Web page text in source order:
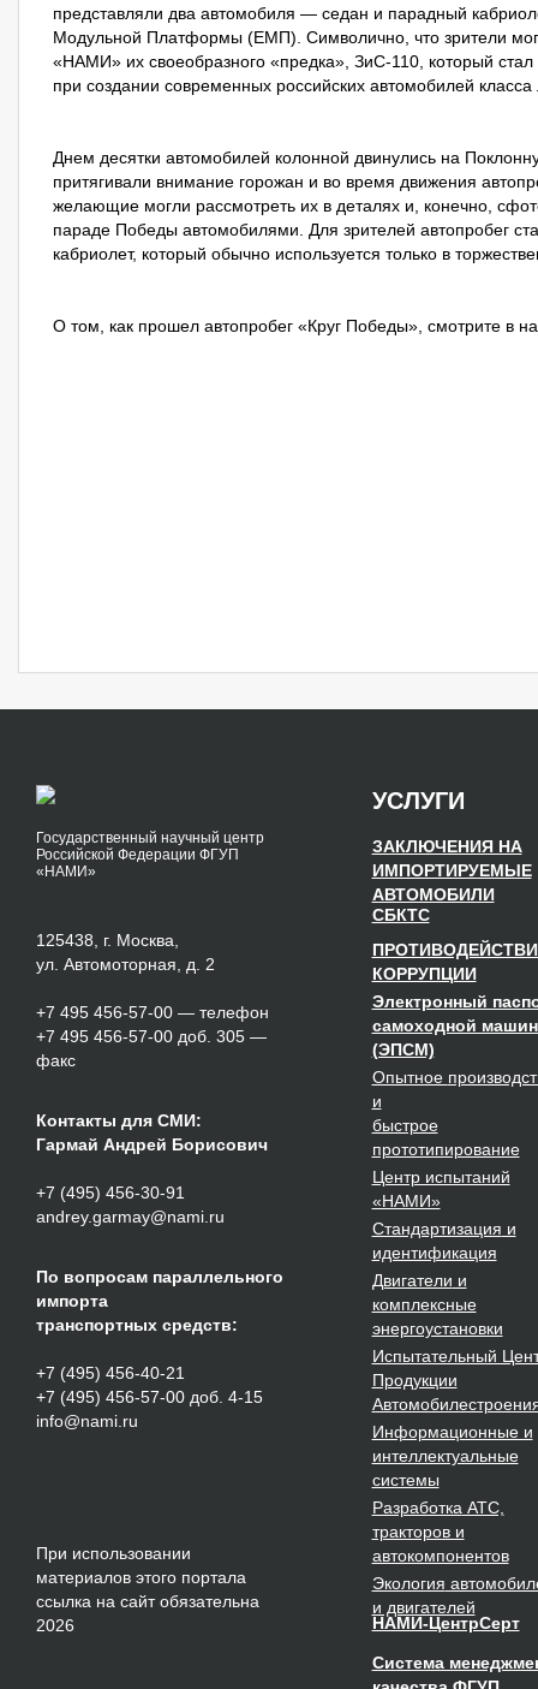
представляли два автомобиля — седан и парадный
Модульной Платформы (ЕМП). Символично, что зрители
«НАМИ» их своеобразного «предка», ЗиС-110, который
при создании современных российских автомобилей класса
Днем десятки автомобилей колонной двинулись на
притягивали внимание горожан и во время движения
желающие могли рассмотреть их в деталях и, конечно,
параде Победы автомобилями. Для зрителей автопробег
кабриолет, который обычно используется только в
О том, как прошел автопробег «Круг Победы», смотрите в
Государственный научный центр
Российской Федерации ФГУП
«НАМИ»
125438, г. Москва,
ул. Автомоторная, д. 2
+7 495 456-57-00 — телефон
+7 495 456-57-00 доб. 305 —
факс
Контакты для СМИ:
Гармай Андрей Борисович
+7 (495) 456-30-91
andrey.garmay@nami.ru
По вопросам параллельного
импорта
транспортных средств:
+7 (495) 456-40-21
+7 (495) 456-57-00 доб. 4-15
info@nami.ru
При использовании
материалов этого портала
ссылка на сайт обязательна
2026
УСЛУГИ
ЗАКЛЮЧЕНИЯ НА
ИМПОРТИРУЕМЫЕ
АВТОМОБИЛИ
СБКТС
КОРРУПЦИИ
Электронный
самоходной
(ЭПСМ)
Опытное
и
быстрое
прототипирование
Центр испытаний
«НАМИ»
Стандартизация и
идентификация
Двигатели и
комплексные
энергоустановки
Испытательный
Продукции
Информационные и
интеллектуальные
системы
Разработка АТС,
тракторов и
автокомпонентов
Экология
и двигателей
НАМИ-ЦентрСерт
Система